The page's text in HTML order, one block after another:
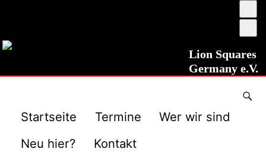
Lion Squares
Germany e.V.
Startseite Termine
Wer wir sind
Neu hier?
Kontakt